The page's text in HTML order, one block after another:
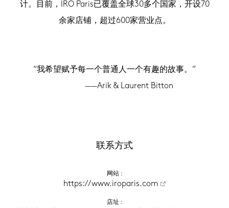
计。目前，IRO Paris已覆盖全球30多个国家，开设70
余家店铺，超过600家营业点。
“我希望赋予每一个普通人一个有趣的故事。”
——Arik & Laurent Bitton
联系方式
网站 :
https://www.iroparis.com
店址 :